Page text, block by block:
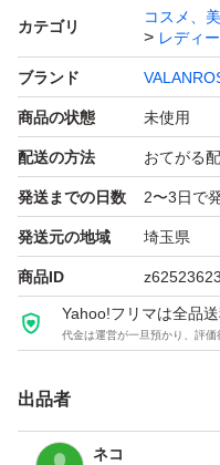
カテゴリ
コスメ、
レディ
ブランド
商品の状態 未使用
配送の方法 おてがる
発送までの日数 2〜3日で
発送元の地域 埼玉県
商品ID
Yahoo!フリマは全品
代金は運営が一旦預かり、評
出品者
ネコ